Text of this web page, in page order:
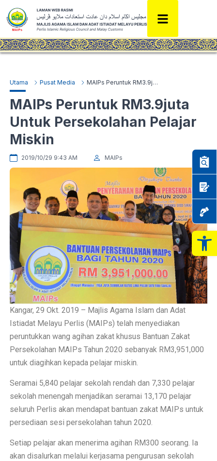
Utama Pusat Media MAIPs Peruntuk RM3.9juta Untuk Persekolahan Pelajar Miskin
MAIPs Peruntuk RM3.9juta
Untuk Persekolahan Pelajar
Miskin
2019/10/29 9:43 AM MAIPs
Kangar, 29 Okt. 2019 – Majlis Agama Islam dan Adat
Istiadat Melayu Perlis (MAIPs) telah menyediakan
peruntukkan wang agihan zakat khusus Bantuan Zakat
Persekolahan MAIPs Tahun 2020 sebanyak RM3,951,000
untuk diagihkan kepada pelajar miskin.
Seramai 5,840 pelajar sekolah rendah dan 7,330 pelajar
sekolah menengah menjadikan seramai 13,170 pelajar
seluruh Perlis akan mendapat bantuan zakat MAIPs untuk
persediaan sesi persekolahan tahun 2020.
Setiap pelajar akan menerima agihan RM300 seorang. Ia
akan disalurkan melalui kerjasama pengurusan sekolah